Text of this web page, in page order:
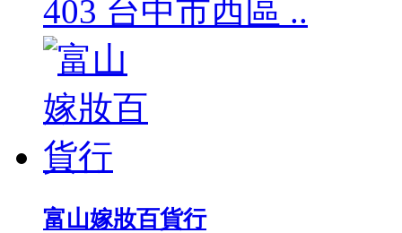
403 台中市西區 ..
富山嫁妝百貨行